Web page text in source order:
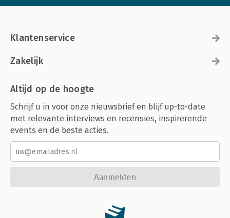
Klantenservice
Zakelijk
Altijd op de hoogte
Schrijf u in voor onze nieuwsbrief en blijf up-to-date
met relevante interviews en recensies, inspirerende
events en de beste acties.
Aanmelden